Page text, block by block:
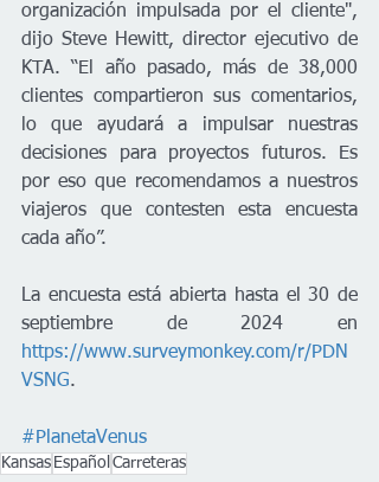
organización impulsada por el cliente",
dijo Steve Hewitt, director ejecutivo de
KTA. “El año pasado, más de 38,000
clientes compartieron sus comentarios,
lo que ayudará a impulsar nuestras
decisiones para proyectos futuros. Es
por eso que recomendamos a nuestros
viajeros que contesten esta encuesta
cada año”.
La encuesta está abierta hasta el 30 de
https://www.surveymonkey.com/r/PDN
VSNG.
#PlanetaVenus
Kansas Español Carreteras